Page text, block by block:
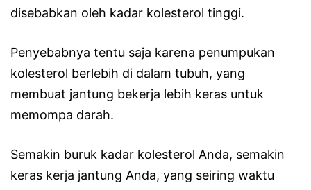
disebabkan oleh kadar kolesterol tinggi.
Penyebabnya tentu saja karena penumpukan
kolesterol berlebih di dalam tubuh, yang
membuat jantung bekerja lebih keras untuk
memompa darah.
Semakin buruk kadar kolesterol Anda, semakin
keras kerja jantung Anda, yang seiring waktu